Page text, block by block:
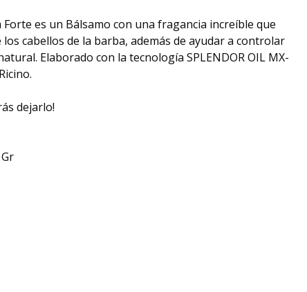
es un Bálsamo con una fragancia increíble que
cabellos de la barba, además de ayudar a controlar
Elaborado con la tecnología SPLENDOR OIL MX-
dejarlo!